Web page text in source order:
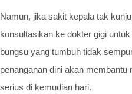
Namun, jika sakit kepala tak
konsultasikan ke dokter gigi
bungsu yang tumbuh tidak
penanganan dini akan
serius di kemudian hari.